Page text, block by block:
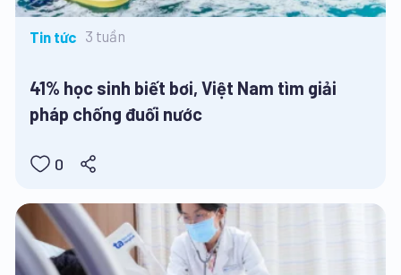
Tin tức 3 tuần
41% học sinh biết bơi, Việt Nam tìm giải
pháp chống đuối nước
0